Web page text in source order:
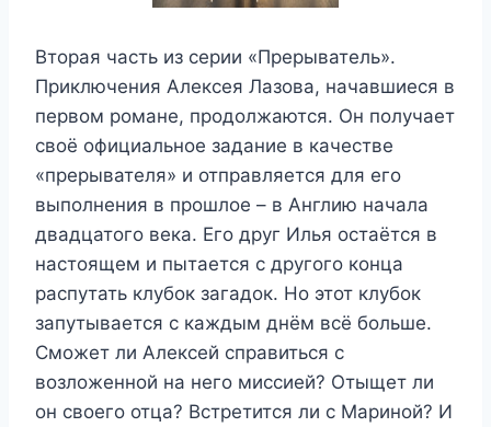
Вторая часть из серии «Прерыватель».
Приключения Алексея Лазова, начавшиеся в
первом романе, продолжаются. Он получает
своё официальное задание в качестве
«прерывателя» и отправляется для его
выполнения в прошлое – в Англию начала
двадцатого века. Его друг Илья остаётся в
настоящем и пытается с другого конца
распутать клубок загадок. Но этот клубок
запутывается с каждым днём всё больше.
Сможет ли Алексей справиться с
возложенной на него миссией? Отыщет ли
он своего отца? Встретится ли с Мариной? И